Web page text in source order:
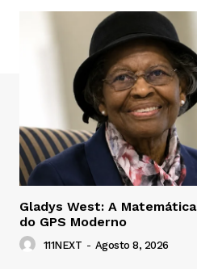
Gladys West: A
do GPS Moderno
111NEXT - Agosto 8, 2026